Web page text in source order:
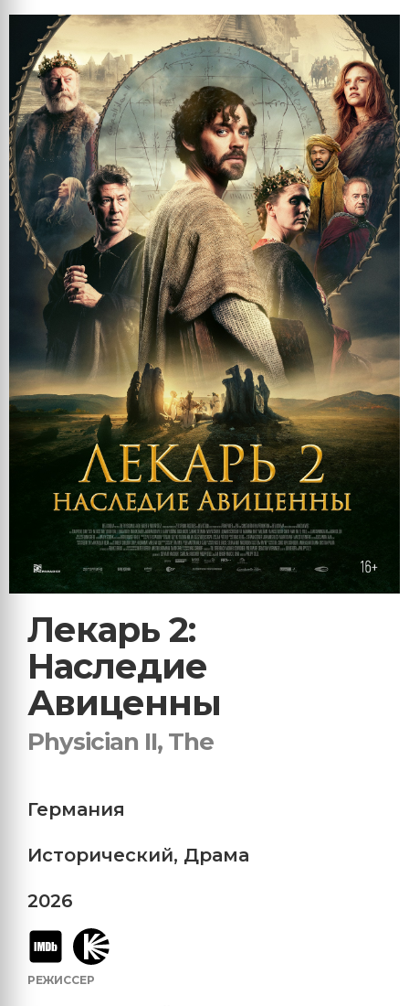
Лекарь 2:
Наследие
Авиценны
Physician II, The
Германия
Исторический, Драма
2026
РЕЖИССЕР